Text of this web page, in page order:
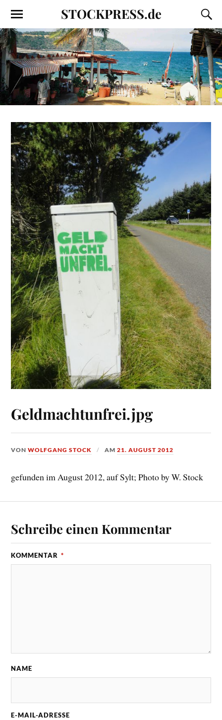
STOCKPRESS.de
Geldmachtunfrei.jpg
VONWOLFGANG STOCK AM21. AUGUST 2012
gefunden im August 2012, auf Sylt; Photo by W. Stock
Schreibe einen Kommentar
KOMMENTAR *
NAME
E-MAIL-ADRESSE